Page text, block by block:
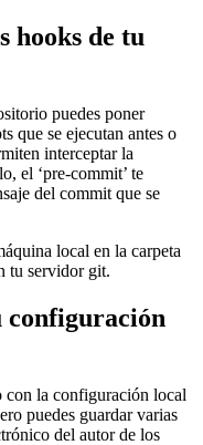
hooks de tu
puedes poner
que se ejecutan antes o
interceptar la
el ‘pre-commit’ te
del commit que se
local en la carpeta
tu servidor git.
configuración
con la configuración local
puedes guardar varias
del autor de los